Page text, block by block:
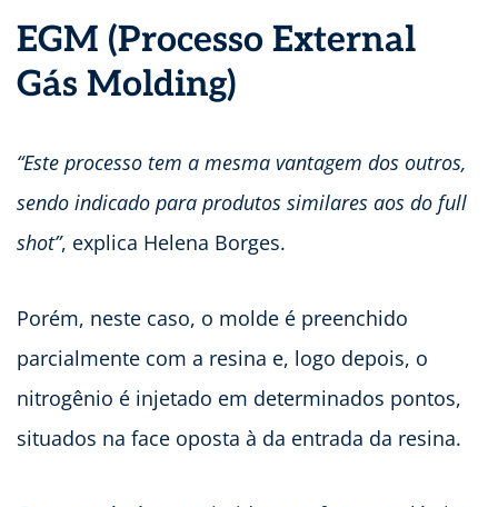
EGM (Processo External
Gás Molding)
“Este processo tem a mesma vantagem dos outros,
sendo indicado para produtos similares aos do full
shot”, explica Helena Borges.
Porém, neste caso, o molde é preenchido
parcialmente com a resina e, logo depois, o
nitrogênio é injetado em determinados pontos,
situados na face oposta à da entrada da resina.